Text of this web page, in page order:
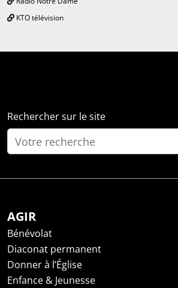
KTO télévision
Rechercher sur le site
AGIR
Bénévolat
Diaconat permanent
Donner à l’Église
Enfance & Jeunesse